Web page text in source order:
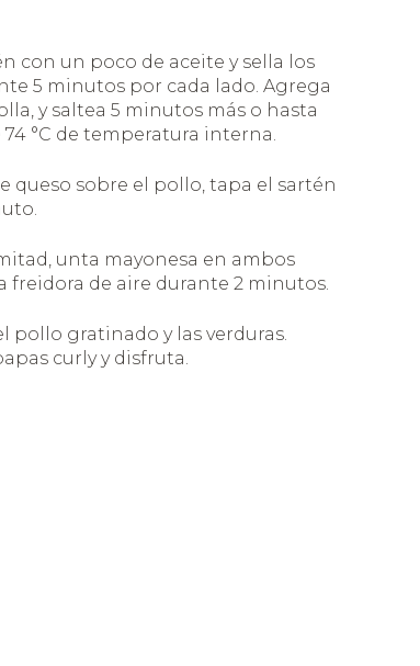
con un poco de aceite y sella los
5 minutos por cada lado. Agrega
y saltea 5 minutos más o hasta
°C de temperatura interna.
queso sobre el pollo, tapa el sartén
unta mayonesa en ambos
freidora de aire durante 2 minutos.
pollo gratinado y las verduras.
curly y disfruta.